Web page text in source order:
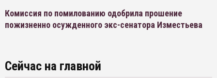
Комиссия по помилованию одобрила прошение
пожизненно осужденного экс-сенатора Изместьева
Сейчас на главной